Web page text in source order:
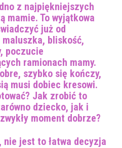
z najpiękniejszych
mamie. To wyjątkowa
już od
bliskość,
poczucie
ramionach mamy.
szybko się kończy,
musi dobiec kresowi.
Jak zrobić to
dziecko, jak i
moment dobrze?
jest to łatwa decyzja